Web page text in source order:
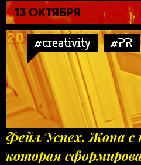
13 ОКТЯБРЯ
#creativity #PR
Фейл/Успех. Жопа с
которая